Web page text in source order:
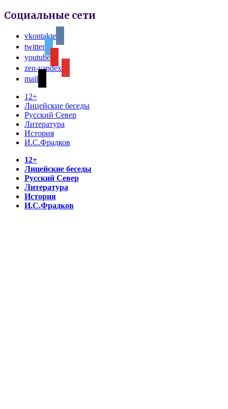
Социальные сети
vkontakte
twitter
youtube
zen-yandex
mail
12+
Лицейские беседы
Русский Север
Литература
История
И.С.Фрадков
12+
Лицейские беседы
Русский Север
Литература
История
И.С.Фрадков